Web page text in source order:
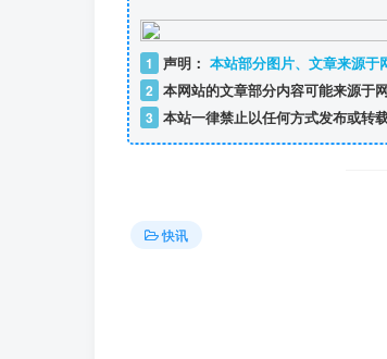
1 声明： 本站部分图片、文章来源于
2 本网站的文章部分内容可能来源于
3 本站一律禁止以任何方式发布或转
快讯